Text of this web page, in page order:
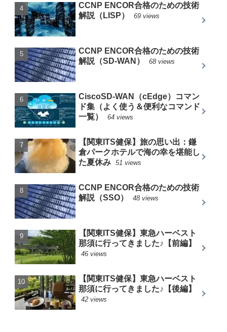
CCNP ENCOR合格のための技術
解説（LISP）
69 views
CCNP ENCOR合格のための技術
解説（SD-WAN）
68 views
CiscoSD-WAN（cEdge）コマン
ド集（よく使う＆便利なコマンド
一覧）
64 views
【関東ITS健保】旅の思い出：鎌
倉パークホテルで海の幸を堪能し
た夏休み
51 views
CCNP ENCOR合格のための技術
解説（SSO）
48 views
【関東ITS健保】東急ハーベスト
那須に行ってきました♪【前編】
46 views
【関東ITS健保】東急ハーベスト
那須に行ってきました♪【後編】
42 views